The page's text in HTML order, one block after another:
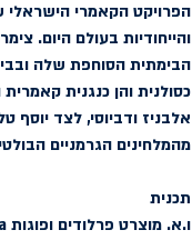
הפרויקט הקאמרי הישראלי
והייחודיות בעולם היום.
הבימתית הסוחפת שלה
כסולנית והן כנגנית
אלבניז ודביוסי, לצד יוסף
מהמלחינים הגרמניים
תכנית
ו.א. מוצרט פרלודים ופוגות K. 404a לשלישיית מיתרים